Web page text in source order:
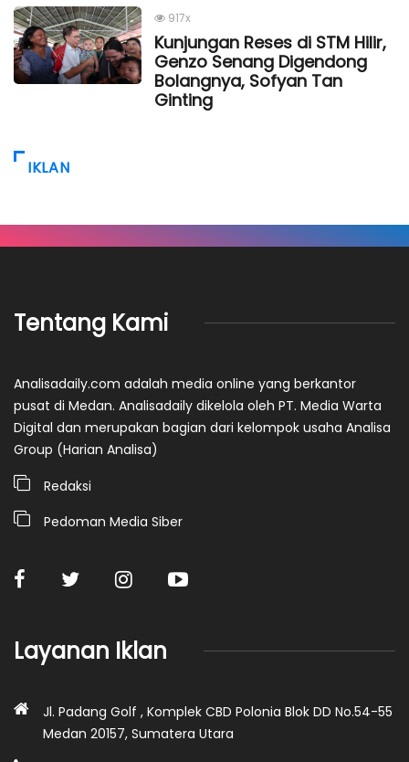
917x
Kunjungan Reses di STM Hilir,
Genzo Senang Digendong
Bolangnya, Sofyan Tan
Ginting
IKLAN
Tentang Kami
Analisadaily.com adalah media online yang berkantor
pusat di Medan. Analisadaily dikelola oleh PT. Media Warta
Digital dan merupakan bagian dari kelompok usaha Analisa
Group (Harian Analisa)
Redaksi
Pedoman Media Siber
Layanan Iklan
Jl. Padang Golf , Komplek CBD Polonia Blok DD No.54-55
Medan 20157, Sumatera Utara